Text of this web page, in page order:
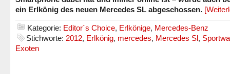
ein Erlkönig des neuen Mercedes SL abgeschossen.
Kategorie: Editor´s Choice, Erlkönige, Mercedes-Benz
Stichworte: 2012, Erlkönig, mercedes, Mercedes Sl,
Exoten